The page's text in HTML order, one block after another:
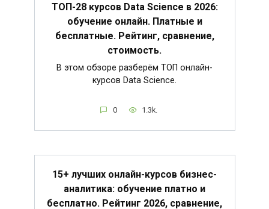
ТОП-28 курсов Data Science в 2026:
обучение онлайн. Платные и
бесплатные. Рейтинг, сравнение,
стоимость.
В этом обзоре разберём ТОП онлайн-
курсов Data Science.
0 1.3k.
15+ лучших онлайн-курсов бизнес-
аналитика: обучение платно и
бесплатно. Рейтинг 2026, сравнение,